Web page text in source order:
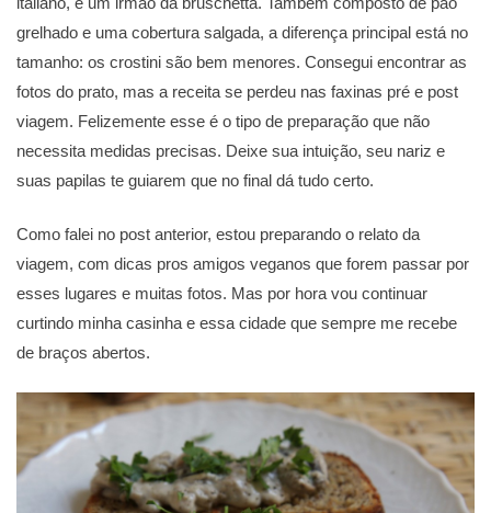
grelhado e uma cobertura salgada, a diferença principal está no
tamanho: os crostini são bem menores. Consegui encontrar as
fotos do prato, mas a receita se perdeu nas faxinas pré e post
viagem. Felizemente esse é o tipo de preparação que não
necessita medidas precisas. Deixe sua intuição, seu nariz e
suas papilas te guiarem que no final dá tudo certo.
Como falei no post anterior, estou preparando o relato da
viagem, com dicas pros amigos veganos que forem passar por
esses lugares e muitas fotos. Mas por hora vou continuar
curtindo minha casinha e essa cidade que sempre me recebe
de braços abertos.